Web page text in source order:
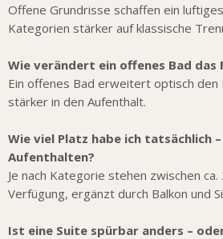
Offene Grundrisse schaffen ein
Kategorien stärker auf klassische
Wie verändert ein offenes Bad das
Ein offenes Bad erweitert optisch
stärker in den Aufenthalt.
Wie viel Platz habe ich tatsächlich
Aufenthalten?
Je nach Kategorie stehen zwischen
Verfügung, ergänzt durch Balkon und
Ist eine Suite spürbar anders –